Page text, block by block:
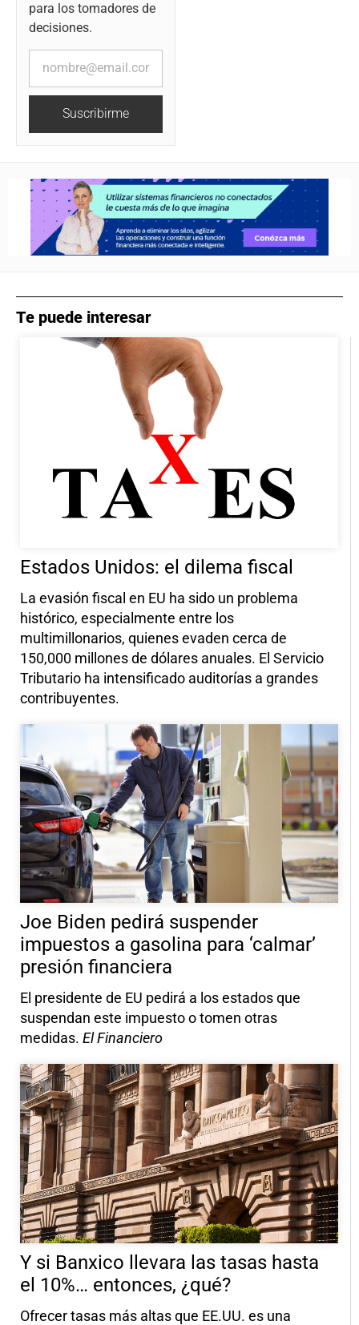
para los tomadores de
decisiones.
Suscribirme
Te puede interesar
Estados Unidos: el dilema fiscal
La evasión fiscal en EU ha sido un problema
histórico, especialmente entre los
multimillonarios, quienes evaden cerca de
150,000 millones de dólares anuales. El Servicio
Tributario ha intensificado auditorías a grandes
contribuyentes.
Joe Biden pedirá suspender
impuestos a gasolina para ‘calmar’
presión financiera
El presidente de EU pedirá a los estados que
suspendan este impuesto o tomen otras
medidas. El Financiero
Y si Banxico llevara las tasas hasta
el 10%… entonces, ¿qué?
Ofrecer tasas más altas que EE.UU. es una